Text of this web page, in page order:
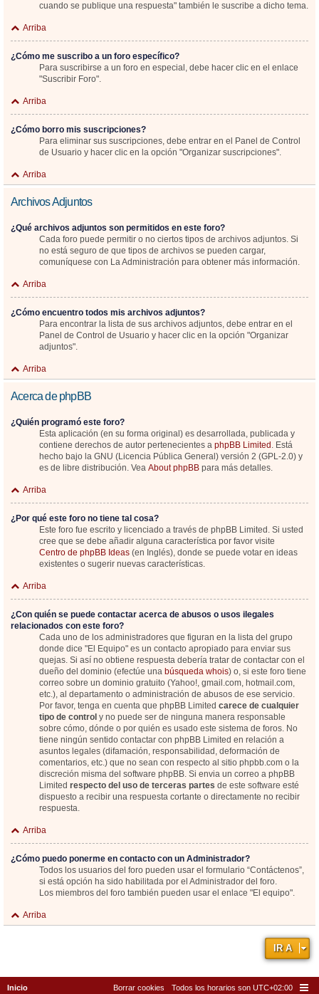
cuando se publique una respuesta" también le suscribe a dicho tema.
Arriba
¿Cómo me suscribo a un foro específico?
Para suscribirse a un foro en especial, debe hacer clic en el enlace
"Suscribir Foro".
Arriba
¿Cómo borro mis suscripciones?
Para eliminar sus suscripciones, debe entrar en el Panel de Control
de Usuario y hacer clic en la opción "Organizar suscripciones".
Arriba
Archivos Adjuntos
¿Qué archivos adjuntos son permitidos en este foro?
Cada foro puede permitir o no ciertos tipos de archivos adjuntos. Si
no está seguro de que tipos de archivos se pueden cargar,
comuníquese con La Administración para obtener más información.
Arriba
¿Cómo encuentro todos mis archivos adjuntos?
Para encontrar la lista de sus archivos adjuntos, debe entrar en el
Panel de Control de Usuario y hacer clic en la opción "Organizar
adjuntos".
Arriba
Acerca de phpBB
¿Quién programó este foro?
Esta aplicación (en su forma original) es desarrollada, publicada y
contiene derechos de autor pertenecientes a phpBB Limited . Está
hecho bajo la GNU (Licencia Pública General) versión 2 (GPL-2.0) y
es de libre distribución. Vea About phpBB para más detalles.
Arriba
¿Por qué este foro no tiene tal cosa?
Este foro fue escrito y licenciado a través de phpBB Limited. Si usted
cree que se debe añadir alguna característica por favor visite
Centro de phpBB Ideas (en Inglés), donde se puede votar en ideas
existentes o sugerir nuevas características.
Arriba
¿Con quién se puede contactar acerca de abusos o usos ilegales
relacionados con este foro?
Cada uno de los administradores que figuran en la lista del grupo
donde dice "El Equipo" es un contacto apropiado para enviar sus
quejas. Si así no obtiene respuesta debería tratar de contactar con el
dueño del dominio (efectúe una búsqueda whois) o, si este foro tiene
correo sobre un dominio gratuito (Yahoo!, gmail.com, hotmail.com,
etc.), al departamento o administración de abusos de ese servicio.
Por favor, tenga en cuenta que phpBB Limited carece de cualquier
tipo de control y no puede ser de ninguna manera responsable
sobre cómo, dónde o por quién es usado este sistema de foros. No
tiene ningún sentido contactar con phpBB Limited en relación a
asuntos legales (difamación, responsabilidad, deformación de
comentarios, etc.) que no sean con respecto al sitio phpbb.com o la
discreción misma del software phpBB. Si envia un correo a phpBB
Limited respecto del uso de terceras partes de este software esté
dispuesto a recibir una respuesta cortante o directamente no recibir
respuesta.
Arriba
¿Cómo puedo ponerme en contacto con un Administrador?
Todos los usuarios del foro pueden usar el formulario “Contáctenos”,
si está opción ha sido habilitada por el Administrador del foro.
Los miembros del foro también pueden usar el enlace "El equipo".
Arriba
IR A
Inicio Todos los horarios son UTC+02:00
Borrar cookies